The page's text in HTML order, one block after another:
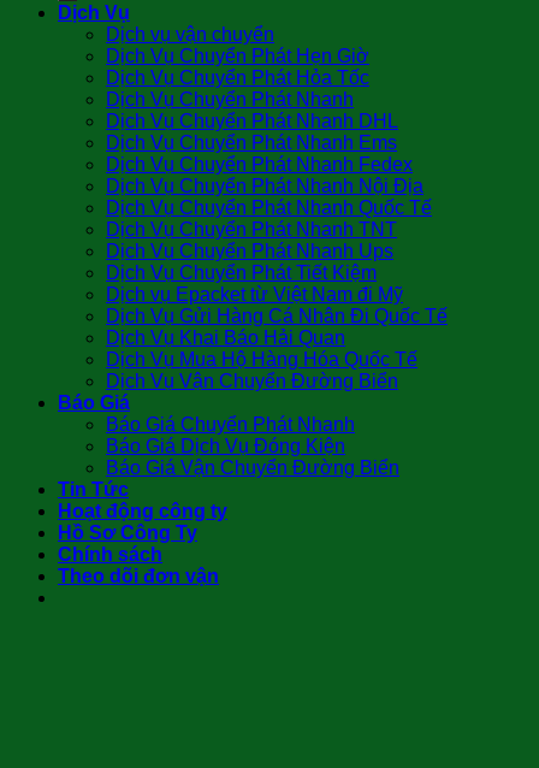
Dịch Vụ
Dịch vụ vận chuyển
Dịch Vụ Chuyển Phát Hẹn Giờ
Dịch Vụ Chuyển Phát Hỏa Tốc
Dịch Vụ Chuyển Phát Nhanh
Dịch Vụ Chuyển Phát Nhanh DHL
Dịch Vụ Chuyển Phát Nhanh Ems
Dịch Vụ Chuyển Phát Nhanh Fedex
Dịch Vụ Chuyển Phát Nhanh Nội Địa
Dịch Vụ Chuyển Phát Nhanh Quốc Tế
Dịch Vụ Chuyển Phát Nhanh TNT
Dịch Vụ Chuyển Phát Nhanh Ups
Dịch Vụ Chuyển Phát Tiết Kiệm
Dịch vụ Epacket từ Việt Nam đi Mỹ
Dịch Vụ Gửi Hàng Cá Nhân Đi Quốc Tế
Dịch Vụ Khai Báo Hải Quan
Dịch Vụ Mua Hộ Hàng Hóa Quốc Tế
Dịch Vụ Vận Chuyển Đường Biển
Báo Giá
Báo Giá Chuyển Phát Nhanh
Báo Giá Dịch Vụ Đóng Kiện
Báo Giá Vận Chuyển Đường Biển
Tin Tức
Hoạt động công ty
Hồ Sơ Công Ty
Chính sách
Theo dõi đơn vận